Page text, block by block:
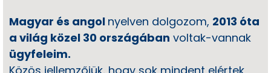
Magyar és angol nyelven dolgozom, 2013 óta
a világ közel 30 országában voltak-vannak
ügyfeleim.